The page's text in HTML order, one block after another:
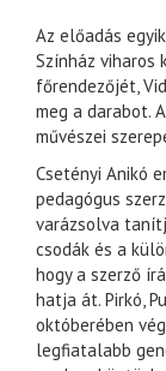
Az előadás
Színház
főrendezőjét,
meg a darabot.
művészei
Csetényi Anikó
pedagógus
varázsolva
csodák és a
hogy a szerző
hatja át. Pirkó,
októberében
legfiatalabb